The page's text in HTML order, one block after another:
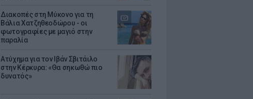
Διακοπές στη Μύκονο για τη
Βάλια Χατζηθεοδώρου - οι
φωτογραφίες με μαγιό στην
παραλία
Ατύχημα για τον Ιβάν Σβιτάιλο
στην Κέρκυρα: «Θα σηκωθώ πιο
δυνατός»